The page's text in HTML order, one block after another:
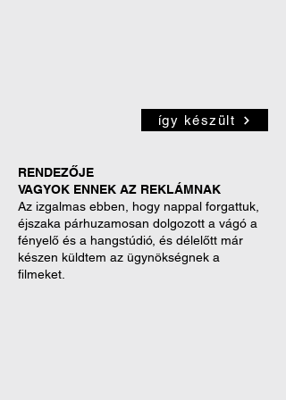
így készült
RENDEZŐJE
VAGYOK ENNEK AZ REKLÁMNAK
Az izgalmas ebben, hogy nappal forgattuk,
éjszaka párhuzamosan dolgozott a vágó a
fényelő és a hangstúdió, és délelőtt már
készen küldtem az ügynökségnek a
filmeket.